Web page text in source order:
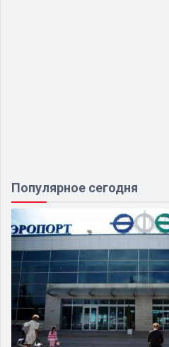
Популярное сегодня